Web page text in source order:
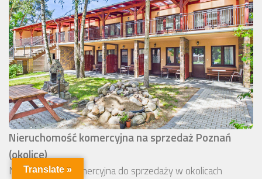
Nieruchomość komercyjna na sprzedaż Poznań
(okolice)
Nieruchomość komercyjna do sprzedaży w okolicach
Translate »